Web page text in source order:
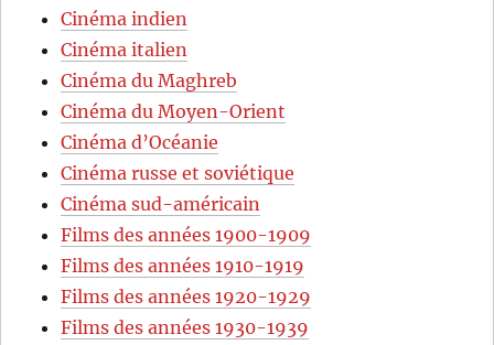
Cinéma indien
Cinéma italien
Cinéma du Maghreb
Cinéma du Moyen-Orient
Cinéma d’Océanie
Cinéma russe et soviétique
Cinéma sud-américain
Films des années 1900-1909
Films des années 1910-1919
Films des années 1920-1929
Films des années 1930-1939